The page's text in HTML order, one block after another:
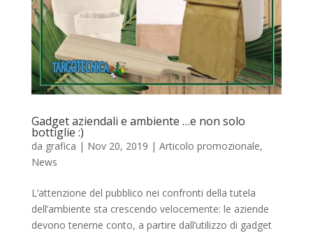
Gadget aziendali e ambiente …e non solo
bottiglie :)
da grafica | Nov 20, 2019 | Articolo promozionale,
News
L’attenzione del pubblico nei confronti della tutela
dell’ambiente sta crescendo velocemente: le aziende
devono tenerne conto, a partire dall’utilizzo di gadget